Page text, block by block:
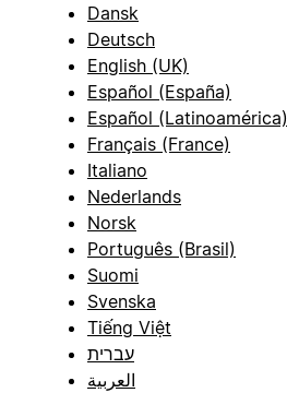
Dansk
Deutsch
English (UK)
Español (España)
Español (Latinoamérica)
Français (France)
Italiano
Nederlands
Norsk
Português (Brasil)
Suomi
Svenska
Tiếng Việt
עברית
العربية